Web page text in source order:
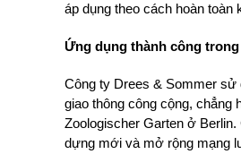
áp dụng theo cách hoàn
Ứng dụng thành công
Công ty Drees & Sommer sử
giao thông công cộng, chẳng
Zoologischer Garten ở
dựng mới và mở rộng mạng